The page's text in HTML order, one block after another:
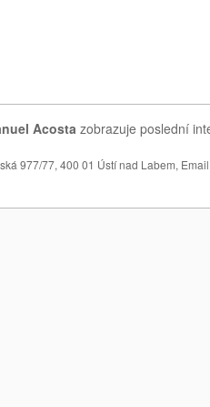
Acosta zobrazuje poslední
977/77, 400 01 Ústí nad Labem,